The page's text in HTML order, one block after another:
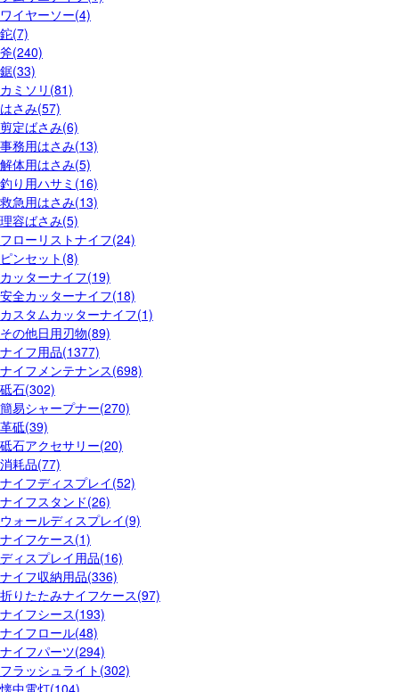
ワイヤーソー(4)
鉈(7)
斧(240)
鋸(33)
カミソリ(81)
はさみ(57)
剪定ばさみ(6)
事務用はさみ(13)
解体用はさみ(5)
釣り用ハサミ(16)
救急用はさみ(13)
理容ばさみ(5)
フローリストナイフ(24)
ピンセット(8)
カッターナイフ(19)
安全カッターナイフ(18)
カスタムカッターナイフ(1)
その他日用刃物(89)
ナイフ用品(1377)
ナイフメンテナンス(698)
砥石(302)
簡易シャープナー(270)
革砥(39)
砥石アクセサリー(20)
消耗品(77)
ナイフディスプレイ(52)
ナイフスタンド(26)
ウォールディスプレイ(9)
ナイフケース(1)
ディスプレイ用品(16)
ナイフ収納用品(336)
折りたたみナイフケース(97)
ナイフシース(193)
ナイフロール(48)
ナイフパーツ(294)
フラッシュライト(302)
懐中電灯(104)